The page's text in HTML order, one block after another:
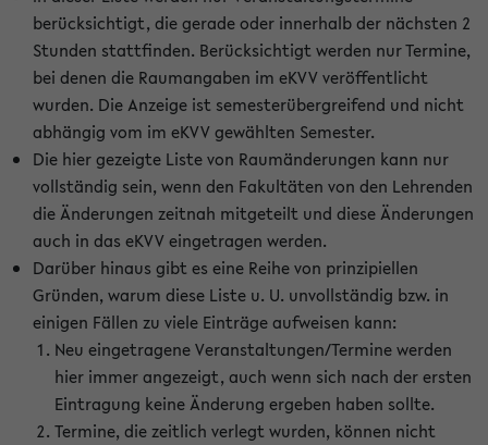
berücksichtigt, die gerade oder innerhalb der nächsten 2
Stunden stattfinden. Berücksichtigt werden nur Termine,
bei denen die Raumangaben im eKVV veröffentlicht
wurden. Die Anzeige ist semesterübergreifend und nicht
abhängig vom im eKVV gewählten Semester.
Die hier gezeigte Liste von Raumänderungen kann nur
vollständig sein, wenn den Fakultäten von den Lehrenden
die Änderungen zeitnah mitgeteilt und diese Änderungen
auch in das eKVV eingetragen werden.
Darüber hinaus gibt es eine Reihe von prinzipiellen
Gründen, warum diese Liste u. U. unvollständig bzw. in
einigen Fällen zu viele Einträge aufweisen kann:
Neu eingetragene Veranstaltungen/Termine werden
hier immer angezeigt, auch wenn sich nach der ersten
Eintragung keine Änderung ergeben haben sollte.
Termine, die zeitlich verlegt wurden, können nicht